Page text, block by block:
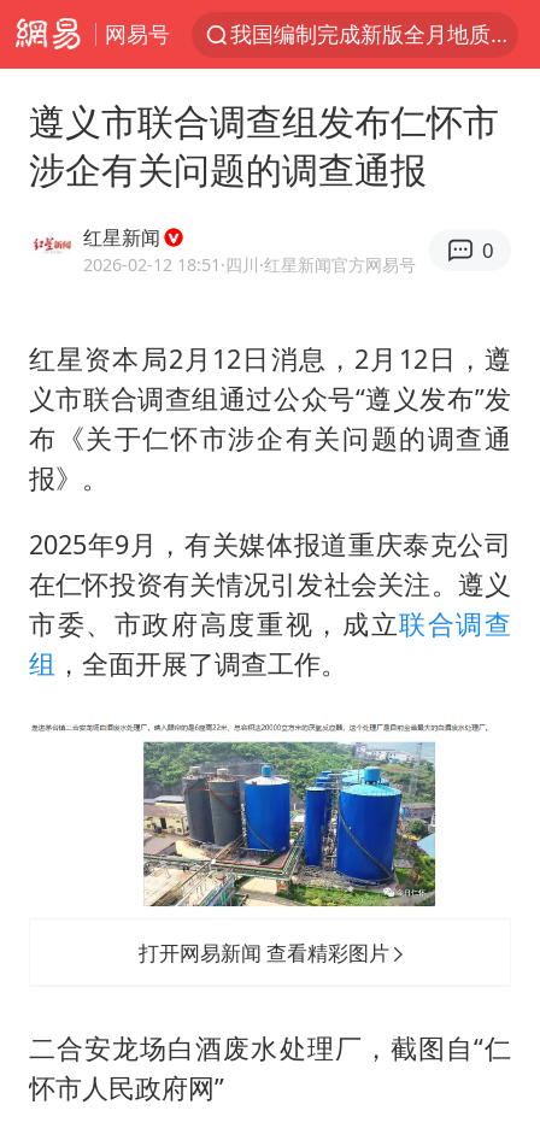
网易号
我国编制完成新版全月地质图
台风白海豚或吞掉台风鲸鱼
宇树科技 打新
80后女柜员逆袭成4200亿银行副行长
吉林一“温度计大楼”读数爆表
房主任回应争议
村民谈“梅姨”：叫的其实是“媒姨”
东方甄选被判赔偿江小白30万元
中国养老床位“三连降”
奋进开新局 实干挑大梁
遵义市联合调查组发布仁怀市
涉企有关问题的调查通报
红星新闻
2026-02-12 18:51 ·四川·红星新闻官方网易号
0
红星资本局2月12日消息，2月12日，遵
义市联合调查组通过公众号“遵义发布”发
布《关于仁怀市涉企有关问题的调查通
报》。
2025年9月，有关媒体报道重庆泰克公司
在仁怀投资有关情况引发社会关注。遵义
市委、市政府高度重视，成立联合调查
组 ，全面开展了调查工作。
打开网易新闻 查看精彩图片
二合安龙场白酒废水处理厂，截图自“仁
怀市人民政府网”